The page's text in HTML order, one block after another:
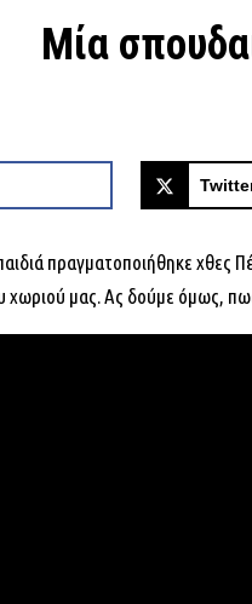
Μία
πραγματοποιήθηκε
χωριού μας. Ας δούμε όμως,